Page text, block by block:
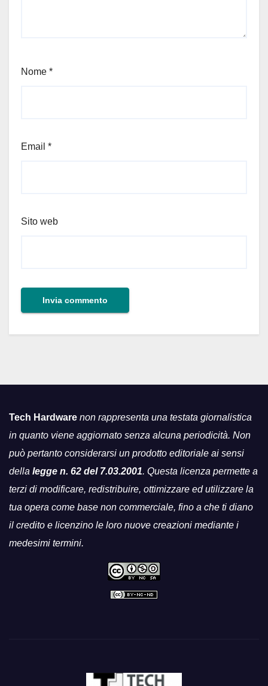
Nome *
Email *
Sito web
Tech Hardware non rappresenta una testata giornalistica
in quanto viene aggiornato senza alcuna periodicità. Non
può pertanto considerarsi un prodotto editoriale ai sensi
della legge n. 62 del 7.03.2001. Questa licenza permette a
terzi di modificare, redistribuire, ottimizzare ed utilizzare la
tua opera come base non commerciale, fino a che ti diano
il credito e licenzino le loro nuove creazioni mediante i
medesimi termini.